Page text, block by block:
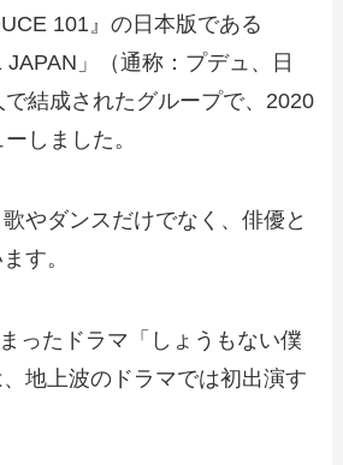
101』の日本版である
JAPAN」（通称：プデュ、日
結成されたグループで、2020
しました。
やダンスだけでなく、俳優と
す。
ったドラマ「しょうもない僕
地上波のドラマでは初出演す